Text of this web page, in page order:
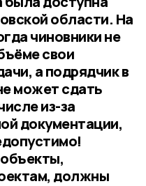
области. На
чиновники не
свои
а подрядчик в
может сдать
из-за
документации,
должны